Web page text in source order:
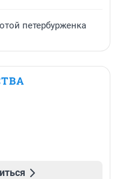
петербурженка